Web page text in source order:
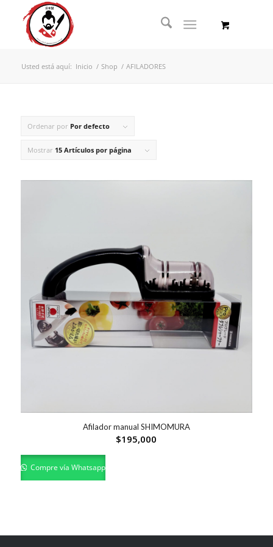
Usted está aquí: Inicio / Shop / AFILADORES
Ordenar por Por defecto
Mostrar 15 Artículos por página
Afilador manual SHIMOMURA
$195,000
Compre vía Whatsapp